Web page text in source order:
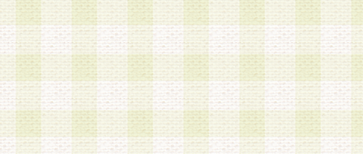
加する際には、前条に基づき当社から付与された
スワードを使用するものとします。
2.登録の際に当社が付与したログインIDおよびパ
の使用に関しては、全て会員本人がその責任を負
3.会員は、当社から付与されたログインIDおよび
貸与、名義変更、売買その他形態を問わず第三者